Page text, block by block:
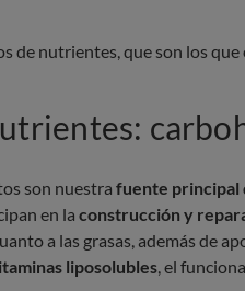
de nutrientes, que son los
son nuestra fuente principal
en la construcción y
a las grasas, además de
liposolubles, el